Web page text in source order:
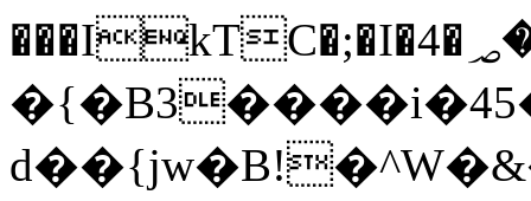
���IkTC�;�I�4�؃�=��F���V�����I�G*�